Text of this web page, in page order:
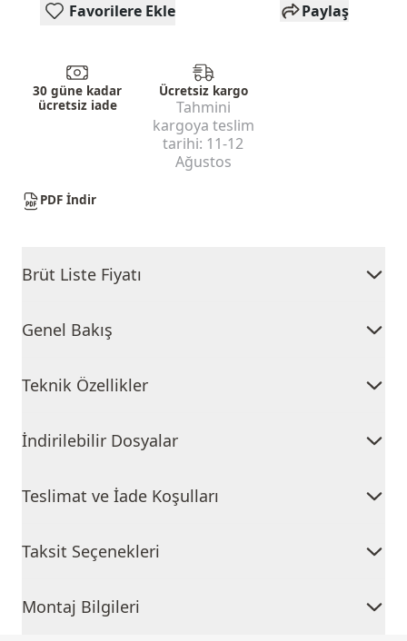
Favorilere Ekle Paylaş
30 güne kadar
ücretsiz iade
Ücretsiz kargo
Tahmini
kargoya teslim
tarihi: 11-12
Ağustos
PDF İndir
Brüt Liste Fiyatı
Genel Bakış
Teknik Özellikler
İndirilebilir Dosyalar
Teslimat ve İade Koşulları
Taksit Seçenekleri
Montaj Bilgileri